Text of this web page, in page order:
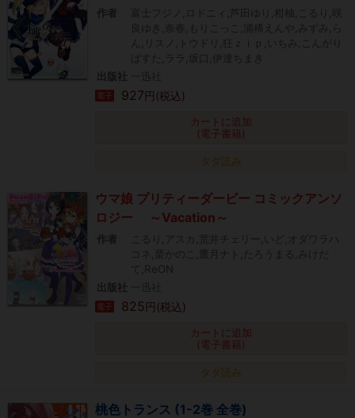
作者
富士フジノ,ロドニィ,芦田ゆり,柑柚,こるり,咲
良ゆき,奈春,もりこっこ,浦稀えんや,みずみ,ら
ん,リスノ,トウドリ,狂ｚｉｐ,いちみ,こんがり
出版社
一迅社
電子 927円(税込)
カートに追加
(電子書籍)
タダ読み
ウマ娘 プリティーダービー コミックアンソ
ロジー ～Vacation～
作者
こるり,アスカ,荒井チェリー,いど,オダワラハ
コネ,栗かのこ,鷹月ナト,たろうまる,みけだ
て,ReON
出版社
一迅社
電子 825円(税込)
カートに追加
(電子書籍)
タダ読み
桃色トランス (1-2巻 全巻)